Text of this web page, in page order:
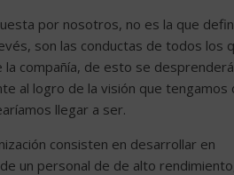
por nosotros, no es la que
son las conductas de todos los
compañía, de esto se
al logro de la visión que tengamos
llegar a ser.
consisten en desarrollar en
un personal de de alto